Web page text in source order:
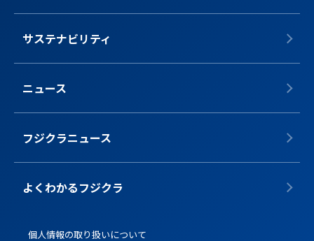
サステナビリティ
ニュース
フジクラニュース
よくわかるフジクラ
個人情報の取り扱いについて